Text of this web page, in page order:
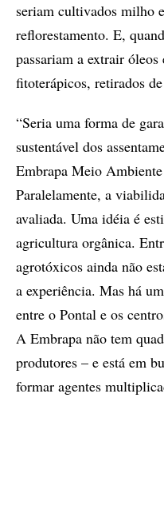
seriam cultivados milho
reflorestamento. E,
passariam a extrair
fitoterápicos, retirados
“Seria uma forma de
sustentável dos
Embrapa Meio
Paralelamente, a
avaliada. Uma idéia é
agricultura orgânica.
agrotóxicos ainda não
a experiência. Mas há
entre o Pontal e os
A Embrapa não tem
produtores – e está em
formar agentes